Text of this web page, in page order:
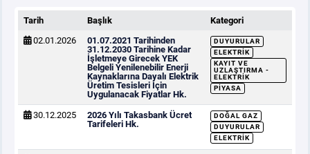
BÜLTENLER
BT HİZMET YÖNETİM SİSTEMİ POLİTİKAMIZ
Tarih Başlık
Kategori
02.01.2026
01.07.2021 Tarihinden
31.12.2030 Tarihine Kadar
İşletmeye Girecek YEK
Belgeli Yenilenebilir Enerji
Kaynaklarına Dayalı Elektrik
Üretim Tesisleri İçin
Uygulanacak Fiyatlar Hk.
DUYURULAR
ELEKTRIK
KAYIT VE
UZLAŞTIRMA -
ELEKTRIK
PIYASA
30.12.2025
2026 Yılı Takasbank Ücret
Tarifeleri Hk.
DOĞAL GAZ
DUYURULAR
ELEKTRIK